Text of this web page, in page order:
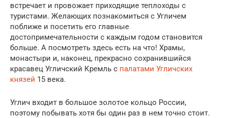
встречает и провожает приходящие теплоходы с
туристами. Желающих познакомиться с Угличем
поближе и посетить его главные
достопримечательности с каждым годом становится
больше. А посмотреть здесь есть на что! Храмы,
монастыри и, наконец, прекрасно сохранившийся
красавец Угличский Кремль с палатами Угличских
князей 15 века.
Углич входит в большое золотое кольцо России,
поэтому побывать хотя бы один раз в нем точно стоит.